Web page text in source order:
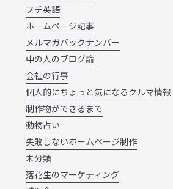
プチ英語
ホームページ記事
メルマガバックナンバー
中の人のブログ論
会社の行事
個人的にちょっと気になるクルマ情報
制作物ができるまで
動物占い
失敗しないホームページ制作
未分類
落花生のマーケティング